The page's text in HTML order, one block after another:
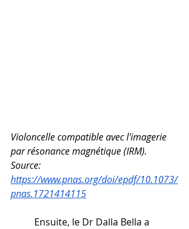
Violoncelle compatible avec l'imagerie
par résonance magnétique (IRM).
Source:
https://www.pnas.org/doi/epdf/10.1073/
pnas.1721414115